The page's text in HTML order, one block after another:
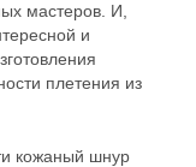
мастеров. И,
и
плетения из
кожаный шнур